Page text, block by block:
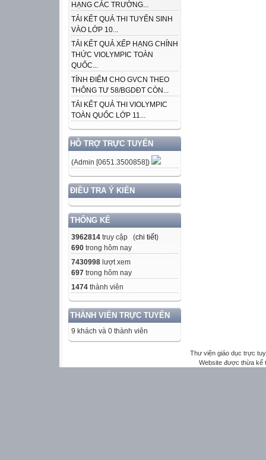
HẠNG CÁC TRƯỜNG...
TẢI KẾT QUẢ THI TUYỂN SINH
VÀO LỚP 10...
TẢI KẾT QUẢ XẾP HẠNG CHÍNH
THỨC VIOLYMPIC TOÀN
QUỐC...
TÍNH ĐIỂM CHO GVCN THEO
THÔNG TƯ 58/BGDĐT CÒN...
TẢI KẾT QUẢ THI VIOLYMPIC
TOÀN QUỐC LỚP 11...
HỖ TRỢ TRỰC TUYẾN
(Admin [0651.3500858])
ĐIỀU TRA Ý KIẾN
THỐNG KÊ
3962814 truy cập (chi tiết)
690 trong hôm nay
7430998 lượt xem
697 trong hôm nay
1474 thành viên
THÀNH VIÊN TRỰC TUYẾN
9 khách và 0 thành viên
Thư viện giáo dục trực
Website được thừa kế